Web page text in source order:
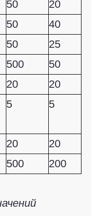
50
20
50
40
50
25
500
50
20
20
5 5
20
20
500 200